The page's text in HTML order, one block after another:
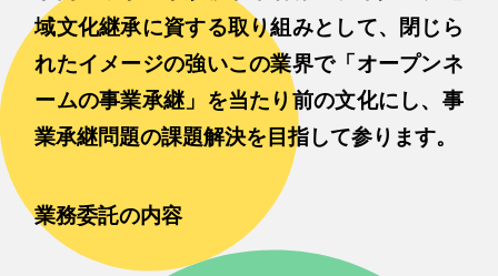
域文化継承に資する取り組みとして、閉じら
れたイメージの強いこの業界で「オープンネ
ームの事業承継」を当たり前の文化にし、事
業承継問題の課題解決を目指して参ります。
業務委託の内容